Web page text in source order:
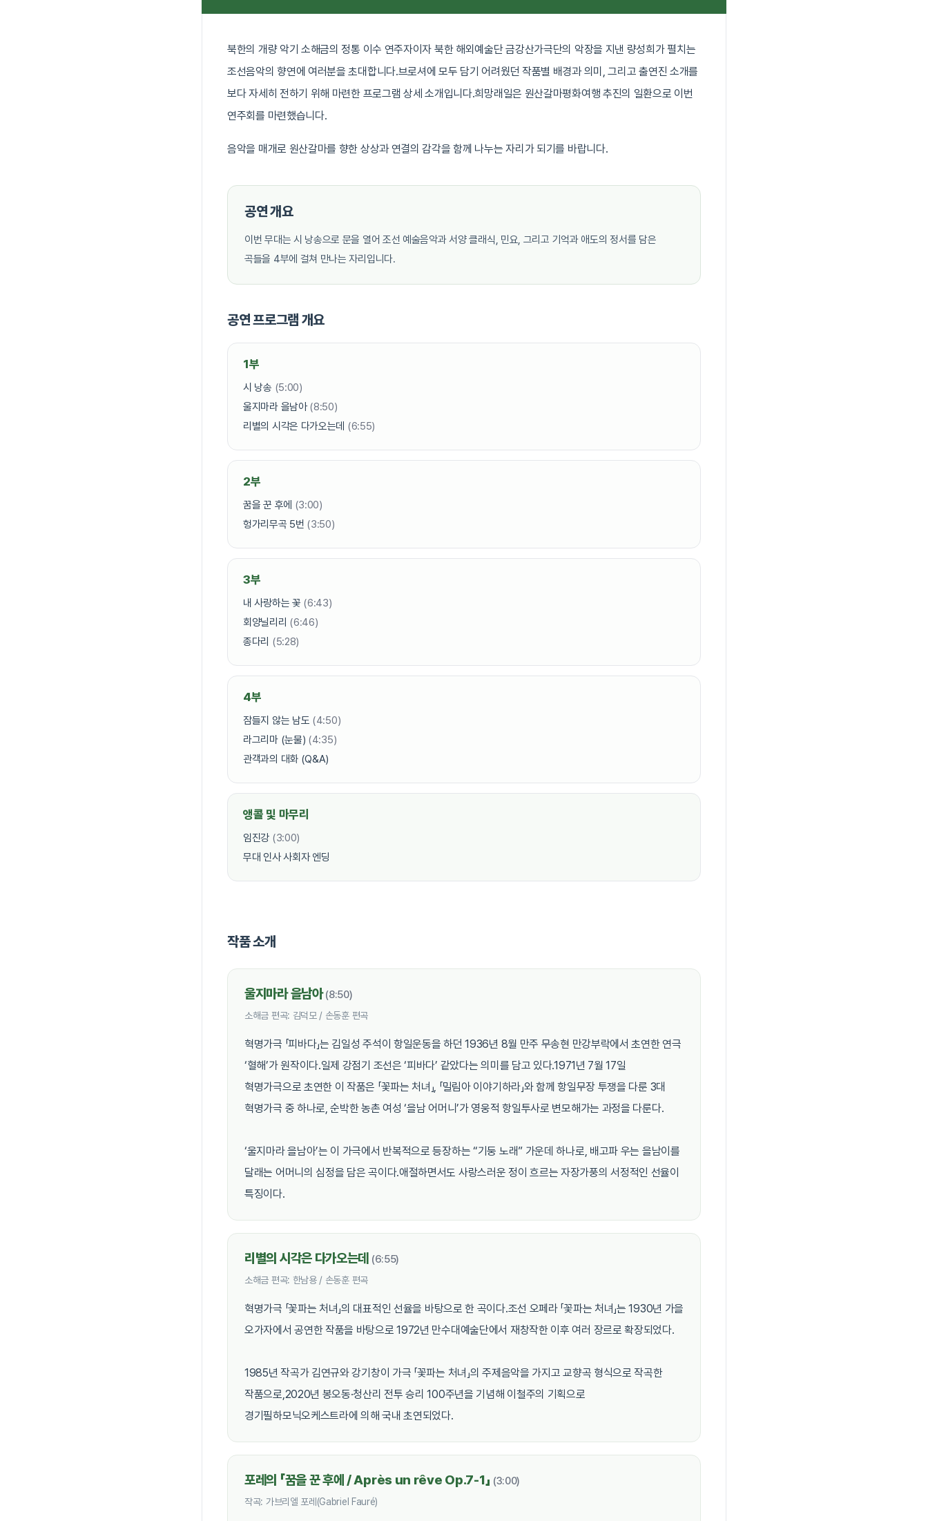
북한의 개량 악기 소해금의 정통 이수 연주자이자 북한 해외예술단 금강산가극단의 악장을 지낸 량성희가 펼치는
조선음악의 향연에 여러분을 초대합니다.브로셔에 모두 담기 어려웠던 작품별 배경과 의미, 그리고 출연진 소개를
보다 자세히 전하기 위해 마련한 프로그램 상세 소개입니다.희망래일은 원산갈마평화여행 추진의 일환으로 이번
연주회를 마련했습니다.
음악을 매개로 원산갈마를 향한 상상과 연결의 감각을 함께 나누는 자리가 되기를 바랍니다.
공연 개요
이번 무대는 시 낭송으로 문을 열어 조선 예술음악과 서양 클래식, 민요, 그리고 기억과 애도의 정서를 담은
곡들을 4부에 걸쳐 만나는 자리입니다.
공연 프로그램 개요
1부
시 낭송 (5:00)
울지마라 을남아(8:50)
리별의 시각은 다가오는데 (6:55)
2부
꿈을 꾼 후에 (3:00)
헝가리무곡 5번 (3:50)
3부
내 사랑하는 꽃 (6:43)
회양닐리리 (6:46)
종다리 (5:28)
4부
잠들지 않는 남도 (4:50)
라그리마 (눈물) (4:35)
관객과의 대화 (Q&A)
앵콜 및 마무리
임진강 (3:00)
무대 인사 사회자 엔딩
작품 소개
울지마라 을남아(8:50)
소해금 편곡: 김덕모 / 손동훈 편곡
혁명가극 「피바다」는 김일성 주석이 항일운동을 하던 1936년 8월 만주 무송현 만강부락에서 초연한 연극
‘혈해’가 원작이다.일제 강점기 조선은 ‘피바다’ 같았다는 의미를 담고 있다.1971년 7월 17일
혁명가극으로 초연한 이 작품은 「꽃파는 처녀」, 「밀림아 이야기하라」와 함께 항일무장 투쟁을 다룬 3대
혁명가극 중 하나로, 순박한 농촌 여성 ‘을남 어머니’가 영웅적 항일투사로 변모해가는 과정을 다룬다.
‘울지마라 을남아’는 이 가극에서 반복적으로 등장하는 “기둥 노래” 가운데 하나로, 배고파 우는 을남이를
달래는 어머니의 심정을 담은 곡이다.애절하면서도 사랑스러운 정이 흐르는 자장가풍의 서정적인 선율이
특징이다.
리별의 시각은 다가오는데 (6:55)
소해금 편곡: 한남용 / 손동훈 편곡
혁명가극 「꽃파는 처녀」의 대표적인 선율을 바탕으로 한 곡이다.조선 오페라 「꽃파는 처녀」는 1930년 가을
오가자에서 공연한 작품을 바탕으로 1972년 만수대예술단에서 재창작한 이후 여러 장르로 확장되었다.
1985년 작곡가 김연규와 강기창이 가극 「꽃파는 처녀」의 주제음악을 가지고 교향곡 형식으로 작곡한
작품으로,2020년 봉오동·청산리 전투 승리 100주년을 기념해 이철주의 기획으로
경기필하모닉오케스트라에 의해 국내 초연되었다.
포레의 「꿈을 꾼 후에 / Après un rêve Op.7-1」 (3:00)
작곡: 가브리엘 포레(Gabriel Fauré)